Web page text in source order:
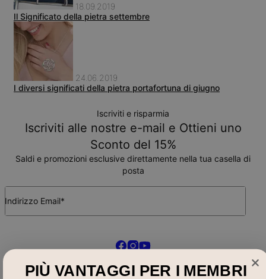
18.09.2019
Il Significato della pietra settembre
24.06.2019
I diversi significati della pietra portafortuna di giugno
Iscriviti e risparmia
Iscriviti alle nostre e-mail e Ottieni uno
Sconto del 15%
Saldi e promozioni esclusive direttamente nella tua casella di
posta
Indirizzo Email*
Acquista Per
PIÙ VANTAGGI PER I MEMBRI